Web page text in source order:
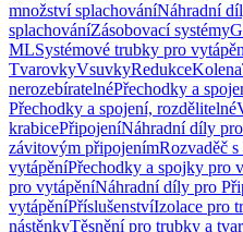
množství splachováníNáhradní
splachováníZásobovací systémy
MLSystémové trubky pro
TvarovkyVsuvkyRedukceKolena
nerozebíratelnéPřechodky a
Přechodky a spojení, rozdělitelné
krabicePřipojeníNáhradní díly
závitovým připojenímRozvaděč
vytápěníPřechodky a spojky pro
pro vytápěníNáhradní díly pro
vytápěníPříslušenstvíIzolace pro
nástěnkyTěsnění pro trubky a